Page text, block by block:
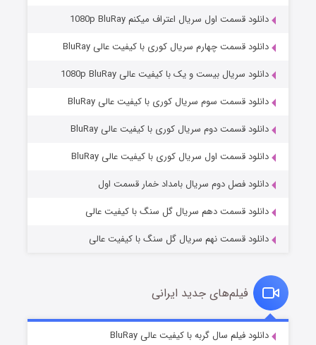
مردگان متحرک: شهر مرده ۳
قسمت۲ (زیرنویس) منتشر شد
قسمت۷ (زیرنویس) منتشر شد
دانلود قسمت اول سریال اعتراف میکنم 1080p BluRay
دانلود قسمت چهارم سریال کوری با کیفیت عالی BluRay
دانلود سریال بیست و یک با کیفیت عالی 1080p BluRay
دانلود قسمت سوم سریال کوری با کیفیت عالی BluRay
دانلود قسمت دوم سریال کوری با کیفیت عالی BluRay
دانلود قسمت اول سریال کوری با کیفیت عالی BluRay
دانلود فصل دوم سریال بامداد خمار قسمت اول
دانلود قسمت دهم سریال گل سنگ با کیفیت عالی
دانلود قسمت نهم سریال گل سنگ با کیفیت عالی
فیلم‌های جدید ایرانی
دانلود فیلم سال گربه با کیفیت عالی BluRay